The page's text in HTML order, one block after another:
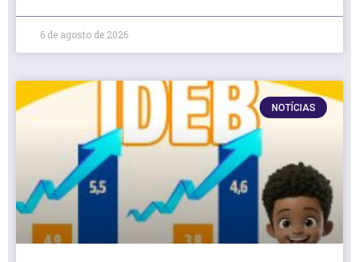
6 de agosto de 2026
NOTÍCIAS